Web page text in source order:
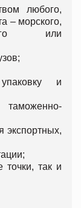
любого,
– морского,
или
и
экспортных,
точки, так и